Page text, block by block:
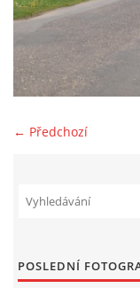
Prvomájová jízda
Old Fiat Club historie
Vývozy a osvědčení
← Předchozí
POSLEDNÍ